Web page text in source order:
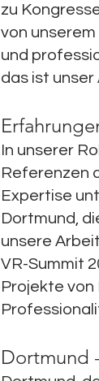
zu
von
und
das ist unser
In unserer
Referenzen
Expertise
Dortmund,
unsere
VR-Summit
Projekte
Dortmund